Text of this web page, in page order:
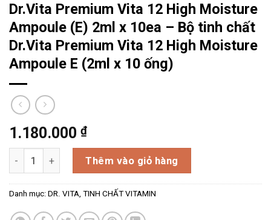
Dr.Vita Premium Vita 12 High Moisture
Ampoule (E) 2ml x 10ea – Bộ tinh chất
Dr.Vita Premium Vita 12 High Moisture
Ampoule E (2ml x 10 ống)
1.180.000 ₫
Dr.Vita Premium Vita 12 High Moisture Ampoule (E) 2ml x
Thêm vào giỏ hàng
Danh mục: DR. VITA, TINH CHẤT VITAMIN